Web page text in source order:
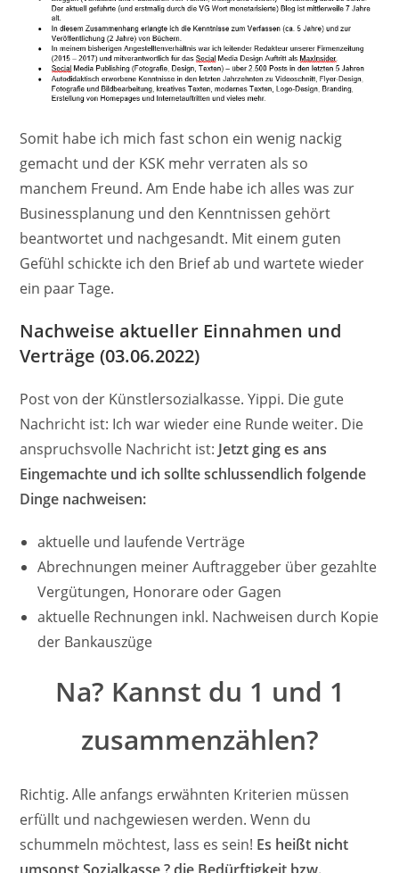
Somit habe ich mich fast schon ein wenig nackig
gemacht und der KSK mehr verraten als so
manchem Freund. Am Ende habe ich alles was zur
Businessplanung und den Kenntnissen gehört
beantwortet und nachgesandt. Mit einem guten
Gefühl schickte ich den Brief ab und wartete wieder
ein paar Tage.
Nachweise aktueller Einnahmen und
Verträge (03.06.2022)
Post von der Künstlersozialkasse. Yippi. Die gute
Nachricht ist: Ich war wieder eine Runde weiter. Die
anspruchsvolle Nachricht ist: Jetzt ging es ans
Eingemachte und ich sollte schlussendlich folgende
Dinge nachweisen:
aktuelle und laufende Verträge
Abrechnungen meiner Auftraggeber über gezahlte
Vergütungen, Honorare oder Gagen
aktuelle Rechnungen inkl. Nachweisen durch Kopie
der Bankauszüge
Na? Kannst du 1 und 1
zusammenzählen?
Richtig. Alle anfangs erwähnten Kriterien müssen
erfüllt und nachgewiesen werden. Wenn du
schummeln möchtest, lass es sein! Es heißt nicht